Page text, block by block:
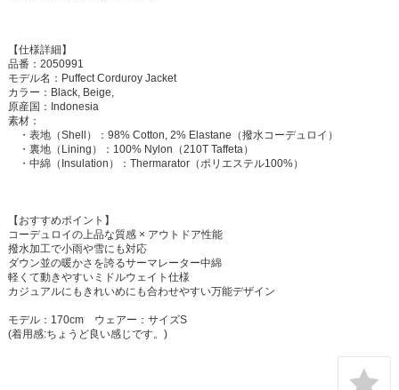
【仕様詳細】
品番：2050991
モデル名：Puffect Corduroy Jacket
カラー：Black, Beige,
原産国：Indonesia
素材：
・表地（Shell）：98% Cotton, 2% Elastane（撥水コーデュロイ）
・裏地（Lining）：100% Nylon（210T Taffeta）
・中綿（Insulation）：Thermarator（ポリエステル100%）
【おすすめポイント】
コーデュロイの上品な質感 × アウトドア性能
撥水加工で小雨や雪にも対応
ダウン並の暖かさを誇るサーマレーター中綿
軽くて動きやすいミドルウェイト仕様
カジュアルにもきれいめにも合わせやすい万能デザイン
モデル：170cm ウェアー：サイズS
(着用感:ちょうど良い感じです。)